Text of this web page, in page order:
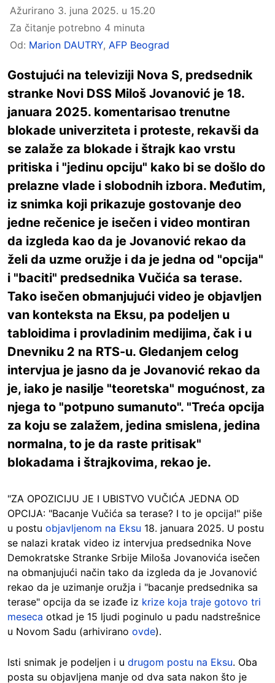
Ažurirano 3. juna 2025. u 15.20
Za čitanje potrebno 4 minuta
Od: Marion DAUTRY, AFP Beograd
Gostujući na televiziji Nova S, predsednik
stranke Novi DSS Miloš Jovanović je 18.
januara 2025. komentarisao trenutne
blokade univerziteta i proteste, rekavši da
se zalaže za blokade i štrajk kao vrstu
pritiska i "jedinu opciju" kako bi se došlo do
prelazne vlade i slobodnih izbora. Međutim,
iz snimka koji prikazuje gostovanje deo
jedne rečenice je isečen i video montiran
da izgleda kao da je Jovanović rekao da
želi da uzme oružje i da je jedna od "opcija"
i "baciti" predsednika Vučića sa terase.
Tako isečen obmanjujući video je objavljen
van konteksta na Eksu, pa podeljen u
tabloidima i provladinim medijima, čak i u
Dnevniku 2 na RTS-u. Gledanjem celog
intervjua je jasno da je Jovanović rekao da
je, iako je nasilje "teoretska" mogućnost, za
njega to "potpuno sumanuto". "Treća opcija
za koju se zalažem, jedina smislena, jedina
normalna, to je da raste pritisak"
blokadama i štrajkovima, rekao je.
"ZA OPOZICIJU JE I UBISTVO VUČIĆA JEDNA OD
OPCIJA: "Bacanje Vučića sa terase? I to je opcija!" piše
u postu objavljenom na Eksu 18. januara 2025. U postu
se nalazi kratak video iz intervjua predsednika Nove
Demokratske Stranke Srbije Miloša Jovanovića isečen
na obmanjujući način tako da izgleda da je Jovanović
rekao da je uzimanje oružja i "bacanje predsednika sa
terase" opcija da se izađe iz krize koja traje gotovo tri
meseca otkad je 15 ljudi poginulo u padu nadstrešnice
u Novom Sadu (arhivirano ovde).
Isti snimak je podeljen i u drugom postu na Eksu. Oba
posta su objavljena manje od dva sata nakon što je